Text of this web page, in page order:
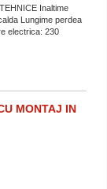
Inaltime
Lungime perdea
electrica: 230
MONTAJ IN